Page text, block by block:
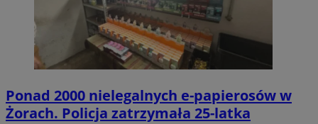
Ponad 2000 nielegalnych e-papierosów w
Żorach. Policja zatrzymała 25-latka